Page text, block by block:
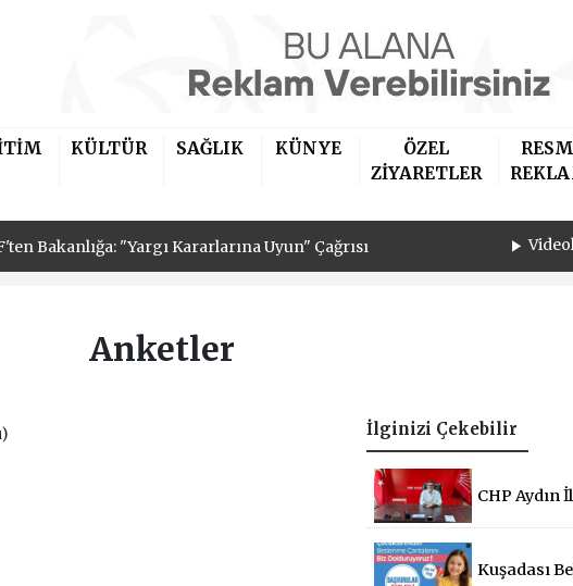
KÜLTÜR SAĞLIK KÜNYE
ÖZEL
ZİYARETLER
Çocuklara Mobil Bakım Desteği
Bakanlığa: "Yargı Kararlarına Uyun" Çağrısı
Anketler
İlginizi Çekebilir
CHP Aydın
İçin Geçmiş
Kuşadası